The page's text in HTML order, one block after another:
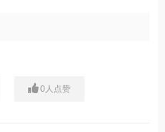
0 人点赞